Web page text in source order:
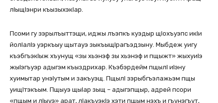
лIыщIэнри къызыхэкIар.
Псоми гу зэрылъыттэщи, иджы лъэпкъ куэдыр щIохъуэпс икIи
йолIалIэ уэркъыу щытауэ зыкъыщIрагъэдзыну. Мыбдеж уигу
къэбгъэкIыж хъунущ «зы хьэнэф зы хьэнэф и пщыжт» жыхуиIэ
жыIэгъуэр адыгэм къыздрихар. Къэбэрдейм пщылI иIэну
хуимытар унэIутым и закъуэщ. ПщылI зэрыбгъэлажьэм пщы
уищIтэкъым. Пщыуэ щыIар зыщ – адыгэпщыр, адрей псори
«пщым и лIыуэ» арат, лIакъуэкIэ хэти пщым нэхъ и гъунэгъут,